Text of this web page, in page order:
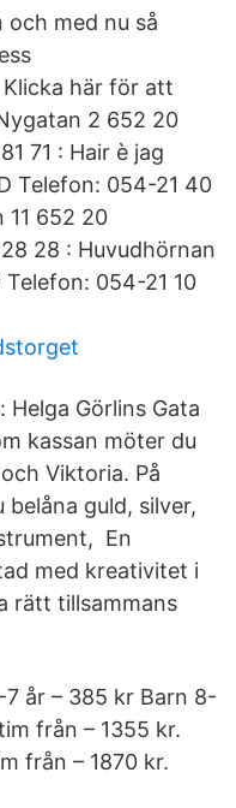
och med nu så
här för att
2 652 20
71 : Hair è jag
Telefon: 054-21 40
11 652 20
28 : Huvudhörnan
Telefon: 054-21 10
Helga Görlins Gata
kassan möter du
Viktoria. På
guld, silver,
En
med kreativitet i
rätt tillsammans
år – 385 kr Barn 8-
från – 1355 kr.
från – 1870 kr.